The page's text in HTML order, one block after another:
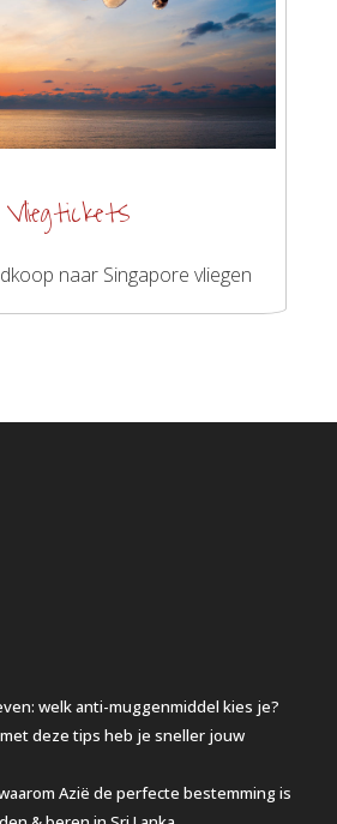
Vliegtickets
naar Singapore vliegen
welk anti-muggenmiddel kies je?
deze tips heb je sneller jouw
Azië de perfecte bestemming is